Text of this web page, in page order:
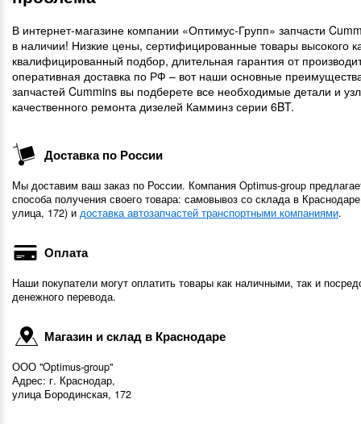
В интернет-магазине компании «Оптимус-Групп» запчасти
в наличии! Низкие цены, сертифицированные товары высокого
квалифицированный подбор, длительная гарантия от
оперативная доставка по РФ – вот наши основные
запчастей Cummins вы подберете все необходимые детали и
качественного ремонта дизелей Камминз серии 6BT.
Доставка по России
Мы доставим ваш заказ по России. Компания Optimus-group
способа получения своего товара: самовывоз со склада в
улица, 172) и доставка автозапчастей транспортными компаниями.
Оплата
Наши покупатели могут оплатить товары как наличными, так и
денежного перевода.
Магазин и склад в Краснодаре
ООО "Optimus-group"
Адрес: г. Краснодар,
улица Бородинская, 172